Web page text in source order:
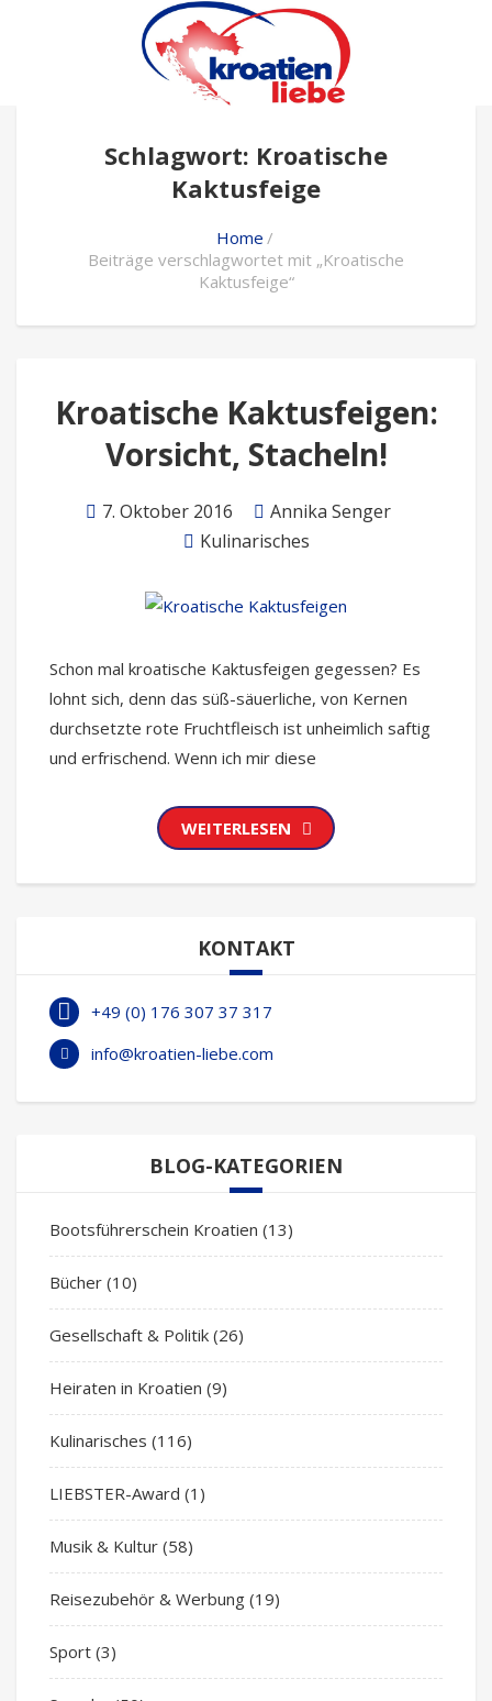
Schlagwort: Kroatische
Kaktusfeige
Home
Beiträge verschlagwortet mit „Kroatische
Kaktusfeige“
Kroatische Kaktusfeigen:
Vorsicht, Stacheln!
7. Oktober 2016
Annika Senger
Kulinarisches
Schon mal kroatische Kaktusfeigen gegessen? Es
lohnt sich, denn das süß-säuerliche, von Kernen
durchsetzte rote Fruchtfleisch ist unheimlich saftig
und erfrischend. Wenn ich mir diese
WEITERLESEN
KONTAKT
+49 (0) 176 307 37 317
info@kroatien-liebe.com
BLOG-KATEGORIEN
Bootsführerschein Kroatien (13)
Bücher (10)
Gesellschaft & Politik (26)
Heiraten in Kroatien (9)
Kulinarisches (116)
LIEBSTER-Award (1)
Musik & Kultur (58)
Reisezubehör & Werbung (19)
Sport (3)